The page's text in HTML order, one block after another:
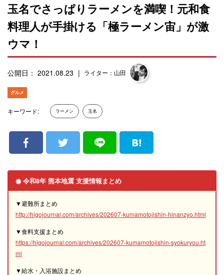
玉名でさっぱりラーメンを満喫！元和食
料理人が手掛ける「極ラーメン宙」が激
ウマ！
公開日： 2021.08.23 ライター：山田
グルメ
キーワード: ラーメン 玉名
◉ 令和8年 熊本地震 支援情報まとめ
▼避難所まとめ
http://higojournal.com/archives/202607-kumamotojishin-hinanzyo.html
▼食料支援まとめ
https://higojournal.com/archives/202607-kumamotojishin-syokuryou.ht
ml
▼給水・入浴施設まとめ